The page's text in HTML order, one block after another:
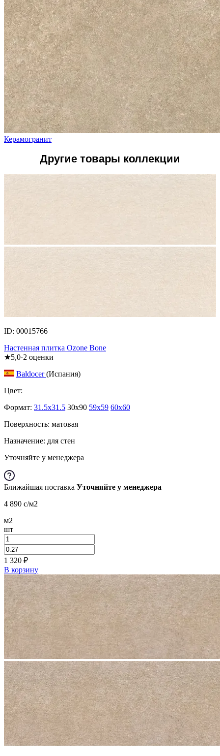
Керамогранит
Другие товары коллекции
ID: 00015766
Настенная плитка Ozone Bone
★5,0·2 оценки
Baldocer(Испания)
Цвет:
Формат: 31.5x31.5 30x90 59x59 60x60
Поверхность: матовая
Назначение: для стен
Уточняйте у менеджера
Ближайшая поставка Уточняйте у менеджера
4 890 c/м2
м2
шт
1 320 ₽
В корзину